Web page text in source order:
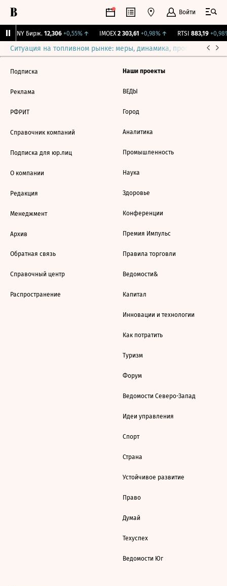
Войти
CNY Бирж. 12,306 +0,55%↑ IMOEX 2 303,61 +0,98%↑ RTSI 883,19 +0,98%
Ситуация на топливном рынке: меры, динамика, прогнозы
Подписка
Реклама
РФРИТ
Справочник компаний
Подписка для юр.лиц
О компании
Редакция
Менеджмент
Архив
Обратная связь
Справочный центр
Распространение
Наши проекты
ВЕДЫ
Город
Аналитика
Промышленность
Наука
Здоровье
Конференции
Премия Импульс
Правила торговли
Ведомости&
Капитал
Инновации и технологии
Как потратить
Туризм
Форум
Ведомости Северо-Запад
Идеи управления
Спорт
Страна
Устойчивое развитие
Право
Думай
Техуспех
Ведомости Юг